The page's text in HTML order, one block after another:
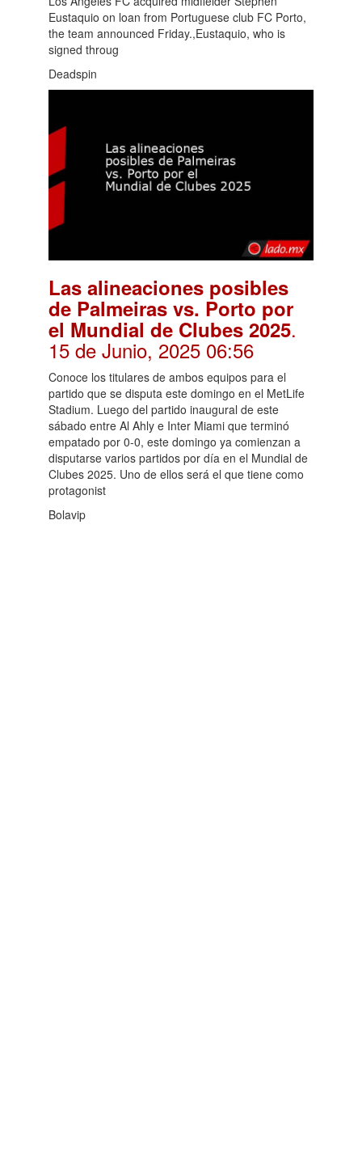
Eustaquio on loan from Portuguese club FC Porto,
the team announced Friday.,Eustaquio, who is
signed throug
Deadspin
Las alineaciones posibles
de Palmeiras vs. Porto por
el Mundial de Clubes 2025.
15 de Junio, 2025 06:56
Conoce los titulares de ambos equipos para el
partido que se disputa este domingo en el MetLife
Stadium. Luego del partido inaugural de este
sábado entre Al Ahly e Inter Miami que terminó
empatado por 0-0, este domingo ya comienzan a
disputarse varios partidos por día en el Mundial de
Clubes 2025. Uno de ellos será el que tiene como
protagonist
Bolavip